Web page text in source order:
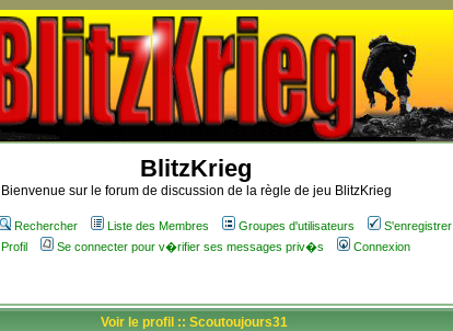
BlitzKrieg
Bienvenue sur le forum de discussion de la règle de jeu BlitzKrieg
Rechercher Liste des Membres Groupes d'utilisateurs
S'enregistrer
Profil
Se connecter pour v�rifier ses messages priv�s Connexion
Voir le profil :: Scoutoujours31